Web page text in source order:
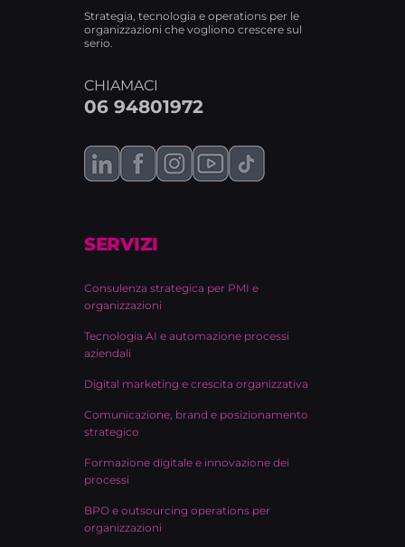
Strategia, tecnologia e operations per le
organizzazioni che vogliono crescere sul
serio.
CHIAMACI
06 94801972
SERVIZI
Consulenza strategica per PMI e
organizzazioni
Tecnologia AI e automazione processi
aziendali
Digital marketing e crescita organizzativa
Comunicazione, brand e posizionamento
strategico
Formazione digitale e innovazione dei
processi
BPO e outsourcing operations per
organizzazioni